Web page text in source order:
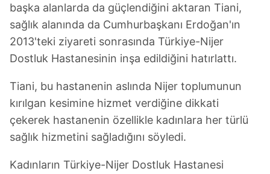
başka alanlarda da güçlendiğini aktaran Tiani,
sağlık alanında da Cumhurbaşkanı Erdoğan'ın
2013'teki ziyareti sonrasında Türkiye-Nijer
Dostluk Hastanesinin inşa edildiğini hatırlattı.
Tiani, bu hastanenin aslında Nijer toplumunun
kırılgan kesimine hizmet verdiğine dikkati
çekerek hastanenin özellikle kadınlara her türlü
sağlık hizmetini sağladığını söyledi.
Kadınların Türkiye-Nijer Dostluk Hastanesi